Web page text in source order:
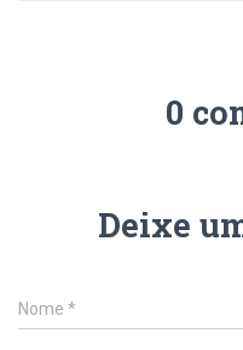
0
Deixe
Nome *